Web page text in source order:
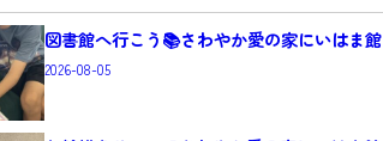
図書館へ行こう📚さわやか愛の家にいはま館
2026-08-05